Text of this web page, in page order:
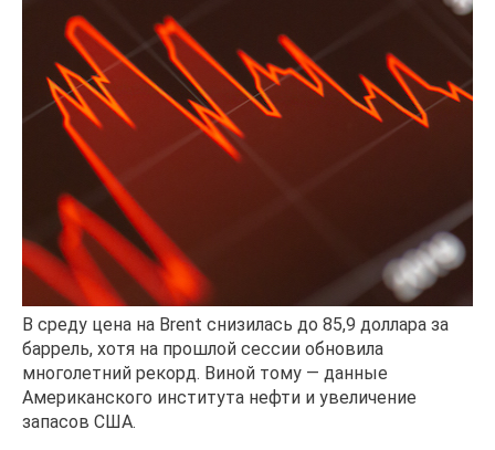
В среду цена на Brent снизилась до 85,9 доллара за
баррель, хотя на прошлой сессии обновила
многолетний рекорд. Виной тому — данные
Американского института нефти и увеличение
запасов США.